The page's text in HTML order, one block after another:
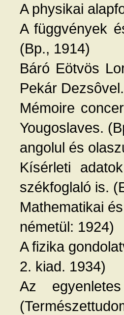
A physikai
A függvények
(Bp., 1914)
Báró Eötvös
Pekár
Mémoire
Yougoslaves.
angolul és
Kísérleti
székfoglaló is.
Mathematikai
németül: 1924)
A fizika
2. kiad. 1934)
Az